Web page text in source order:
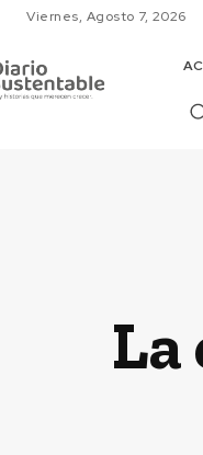
Viernes, Agosto 7, 2026
La